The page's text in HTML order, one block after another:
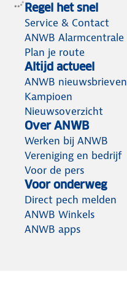
Regel het snel
Service & Contact
ANWB Alarmcentrale
Plan je route
Altijd actueel
ANWB nieuwsbrieven
Kampioen
Nieuwsoverzicht
Over ANWB
Werken bij ANWB
Vereniging en bedrijf
Voor de pers
Voor onderweg
Direct pech melden
ANWB Winkels
ANWB apps